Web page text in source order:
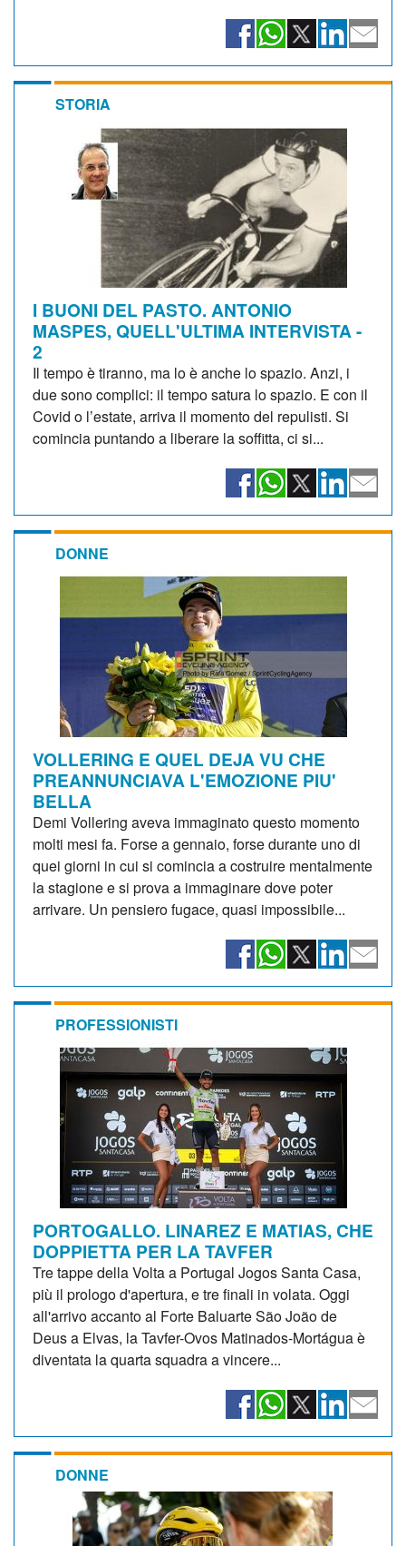
STORIA
I BUONI DEL PASTO. ANTONIO
MASPES, QUELL'ULTIMA INTERVISTA -
2
Il tempo è tiranno, ma lo è anche lo spazio. Anzi, i
due sono complici: il tempo satura lo spazio. E con il
Covid o l’estate, arriva il momento del repulisti. Si
comincia puntando a liberare la soffitta, ci si...
DONNE
VOLLERING E QUEL DEJA VU CHE
PREANNUNCIAVA L'EMOZIONE PIU'
BELLA
Demi Vollering aveva immaginato questo momento
molti mesi fa. Forse a gennaio, forse durante uno di
quei giorni in cui si comincia a costruire mentalmente
la stagione e si prova a immaginare dove poter
arrivare. Un pensiero fugace, quasi impossibile...
PROFESSIONISTI
PORTOGALLO. LINAREZ E MATIAS, CHE
DOPPIETTA PER LA TAVFER
Tre tappe della Volta a Portugal Jogos Santa Casa,
più il prologo d'apertura, e tre finali in volata. Oggi
all'arrivo accanto al Forte Baluarte São João de
Deus a Elvas, la Tavfer-Ovos Matinados-Mortágua è
diventata la quarta squadra a vincere...
DONNE